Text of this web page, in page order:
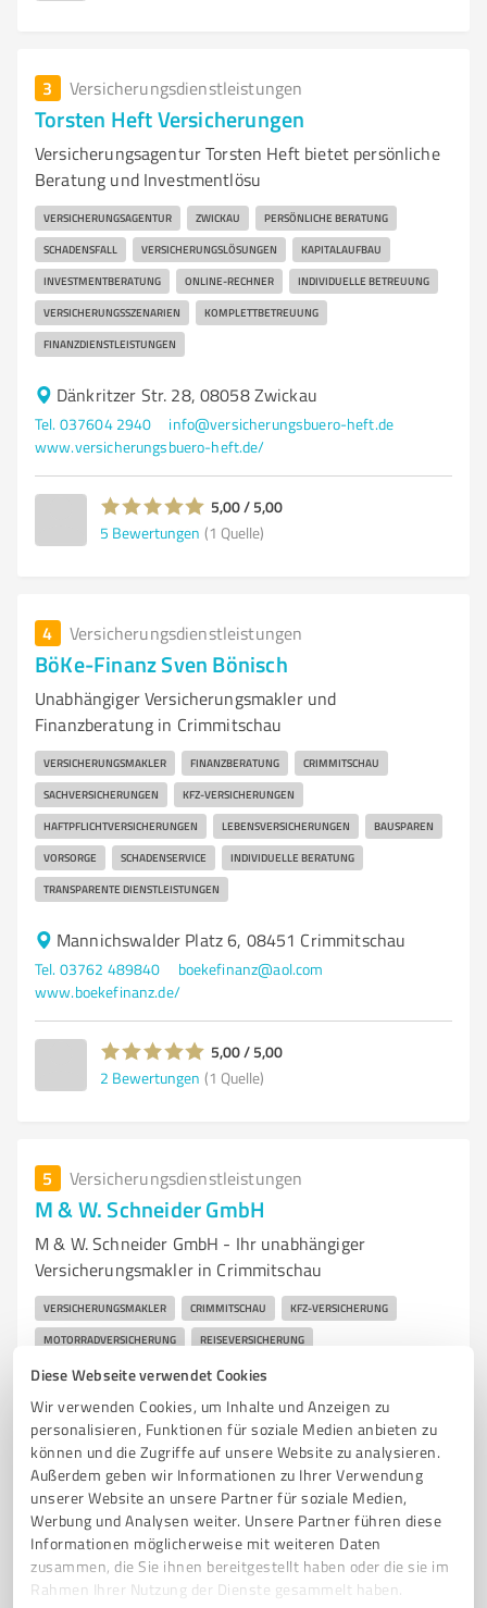
Diese Webseite verwendet Cookies
Wir verwenden Cookies, um Inhalte und Anzeigen zu
personalisieren, Funktionen für soziale Medien anbieten zu
können und die Zugriffe auf unsere Website zu analysieren.
Außerdem geben wir Informationen zu Ihrer Verwendung
unserer Website an unsere Partner für soziale Medien,
Werbung und Analysen weiter. Unsere Partner führen diese
Informationen möglicherweise mit weiteren Daten
zusammen, die Sie ihnen bereitgestellt haben oder die sie im
Rahmen Ihrer Nutzung der Dienste gesammelt haben.
3 Versicherungsdienstleistungen
Torsten Heft Versicherungen
Versicherungsagentur Torsten Heft bietet persönliche
Beratung und Investmentlösu
VERSICHERUNGSAGENTUR ZWICKAU PERSÖNLICHE BERATUNG
SCHADENSFALL VERSICHERUNGSLÖSUNGEN KAPITALAUFBAU
INVESTMENTBERATUNG ONLINE-RECHNER INDIVIDUELLE BETREUUNG
VERSICHERUNGSSZENARIEN KOMPLETTBETREUUNG
FINANZDIENSTLEISTUNGEN
Dänkritzer Str. 28, 08058 Zwickau
Tel. 037604 2940
info@versicherungsbuero-heft.de
www.versicherungsbuero-heft.de/
5,00 / 5,00
5 Bewertungen (1 Quelle)
4 Versicherungsdienstleistungen
BöKe-Finanz Sven Bönisch
Unabhängiger Versicherungsmakler und
Finanzberatung in Crimmitschau
VERSICHERUNGSMAKLER FINANZBERATUNG CRIMMITSCHAU
SACHVERSICHERUNGEN KFZ-VERSICHERUNGEN
HAFTPFLICHTVERSICHERUNGEN LEBENSVERSICHERUNGEN BAUSPAREN
VORSORGE SCHADENSERVICE INDIVIDUELLE BERATUNG
TRANSPARENTE DIENSTLEISTUNGEN
Mannichswalder Platz 6, 08451 Crimmitschau
Tel. 03762 489840
boekefinanz@aol.com
www.boekefinanz.de/
5,00 / 5,00
2 Bewertungen (1 Quelle)
5 Versicherungsdienstleistungen
M & W. Schneider GmbH
M & W. Schneider GmbH - Ihr unabhängiger
Versicherungsmakler in Crimmitschau
VERSICHERUNGSMAKLER CRIMMITSCHAU KFZ-VERSICHERUNG
MOTORRADVERSICHERUNG REISEVERSICHERUNG
SCHADENSABWICKLUNG INDUSTRIEVERSICHERUNG
GEWERBEVERSICHERUNG ONLINE-RECHNER INDIVIDUELLE BERATUNG
DATENSCHUTZ KUNDENSERVICE
Rosa-Luxemburg-Straße 38, 08451 Crimmitschau
Tel. 03762 95450
info@maklerschneider.de
www.maklerschneider.de/
5,00 / 5,00